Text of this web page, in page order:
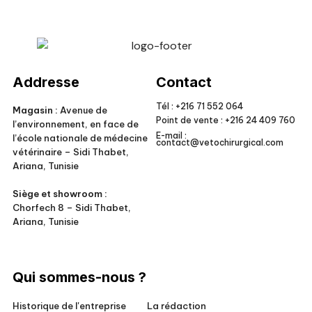
Addresse
Magasin : Avenue de
l’environnement, en face de
l’école nationale de médecine
vétérinaire – Sidi Thabet,
Ariana, Tunisie
Siège et showroom :
Chorfech 8 – Sidi Thabet,
Ariana, Tunisie
Contact
Tél : +216 71 552 064
Point de vente : +216 24 409 760
E-mail :
contact@vetochirurgical.com
Qui sommes-nous ?
Historique de l'entreprise La rédaction